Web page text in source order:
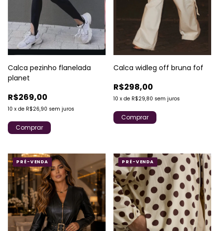
Calca pezinho flanelada
planet
R$269,00
10 x de R$26,90 sem juros
Comprar
Calca widleg off bruna fof
R$298,00
10 x de R$29,80 sem juros
Comprar
PRÉ-VENDA PRÉ-VENDA